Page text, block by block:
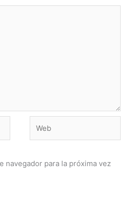
navegador para la próxima vez